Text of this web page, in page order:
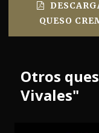
QUESO
Otros
Vivales"